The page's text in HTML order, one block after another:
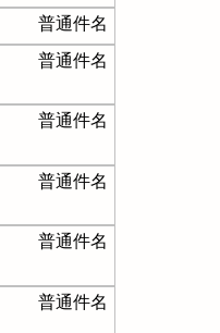
普通件名
普通件名
普通件名
普通件名
普通件名
普通件名